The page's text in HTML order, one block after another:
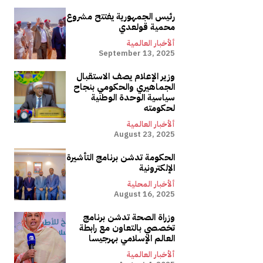
رئيس الجمهورية يفتتح مشروع
محمية قولعدي
ألأخبار العالمية
September 13, 2025
وزير الإعلام يصف الاستقبال
الجماهيري والحكومي بنجاح
سياسية الوحدة الوطنية
لحكومته
ألأخبار العالمية
August 23, 2025
الحكومة تدشن برنامج التأشيرة
الإلكترونية
ألأخبار المحلية
August 16, 2025
وزراة الصحة تدشن برنامج
تخصصي بالتعاون مع رابطة
العالم الإسلامي بهرجيسا
ألأخبار العالمية